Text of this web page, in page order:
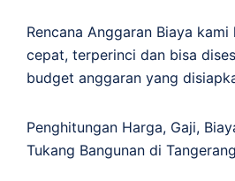
Rencana Anggaran Biaya
cepat, terperinci dan bisa
budget anggaran yang
Penghitungan Harga, Gaji,
Tukang Bangunan di